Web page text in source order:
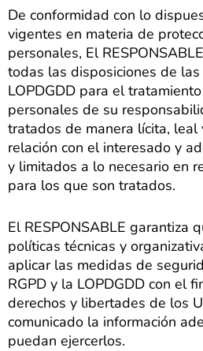
De conformidad con lo
vigentes en materia de
personales, El
todas las disposiciones de
LOPDGDD para el
personales de su
tratados de manera lícita, leal
relación con el interesado y
y limitados a lo necesario en
para los que son tratados.
El RESPONSABLE garantiza
políticas técnicas y
aplicar las medidas de
RGPD y la LOPDGDD con el
derechos y libertades de los
comunicado la información
puedan ejercerlos.